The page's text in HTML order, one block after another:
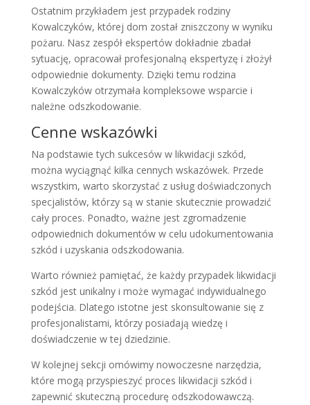
Ostatnim przykładem jest przypadek rodziny
Kowalczyków, której dom został zniszczony w wyniku
pożaru. Nasz zespół ekspertów dokładnie zbadał
sytuację, opracował profesjonalną ekspertyzę i złożył
odpowiednie dokumenty. Dzięki temu rodzina
Kowalczyków otrzymała kompleksowe wsparcie i
należne odszkodowanie.
Cenne wskazówki
Na podstawie tych sukcesów w likwidacji szkód,
można wyciągnąć kilka cennych wskazówek. Przede
wszystkim, warto skorzystać z usług doświadczonych
specjalistów, którzy są w stanie skutecznie prowadzić
cały proces. Ponadto, ważne jest zgromadzenie
odpowiednich dokumentów w celu udokumentowania
szkód i uzyskania odszkodowania.
Warto również pamiętać, że każdy przypadek likwidacji
szkód jest unikalny i może wymagać indywidualnego
podejścia. Dlatego istotne jest skonsultowanie się z
profesjonalistami, którzy posiadają wiedzę i
doświadczenie w tej dziedzinie.
W kolejnej sekcji omówimy nowoczesne narzędzia,
które mogą przyspieszyć proces likwidacji szkód i
zapewnić skuteczną procedurę odszkodowawczą.